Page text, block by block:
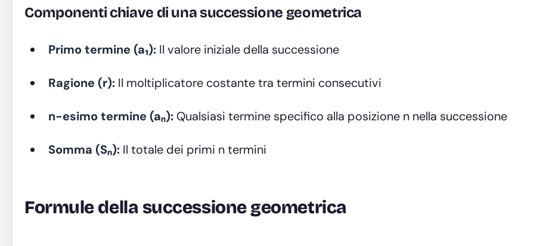
Componenti chiave di una successione geometrica
Primo termine (a₁): Il valore iniziale della successione
Ragione (r): Il moltiplicatore costante tra termini consecutivi
n-esimo termine (aₙ): Qualsiasi termine specifico alla posizione n nella successione
Somma (Sₙ): Il totale dei primi n termini
Formule della successione geometrica